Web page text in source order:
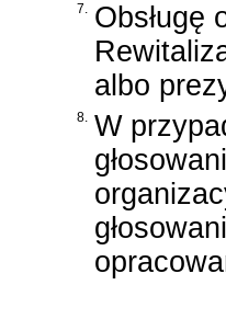
7. Obsługę
albo
8. W